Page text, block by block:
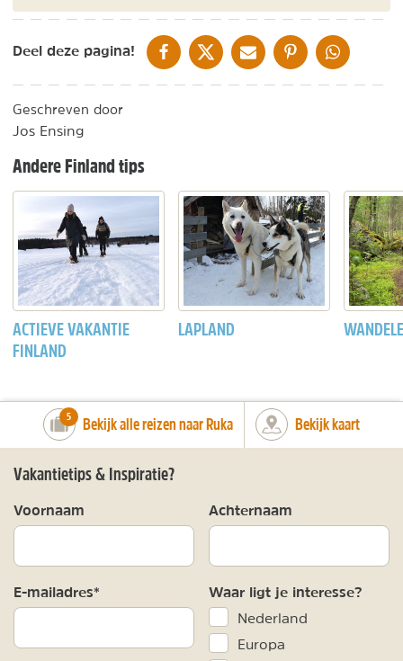
Deel deze pagina! DELEN OP FACEBOOK
DELEN OP XDELEN VIA DE MAIL
DELEN OP PINTEREST
DELEN OP
Geschreven door
Jos Ensing
Andere Finland tips
ACTIEVE VAKANTIE
FINLAND
LAPLAND
number_of_trips:
5 Bekijk alle reizen naar Ruka Bekijk kaart
Vakantietips & Inspiratie?
Voornaam Achternaam
E-mailadres* Waar ligt je interesse?
Nederland
Europa